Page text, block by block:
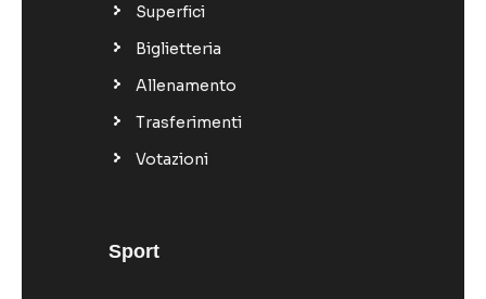
Superfici
Biglietteria
Allenamento
Trasferimenti
Votazioni
Sport